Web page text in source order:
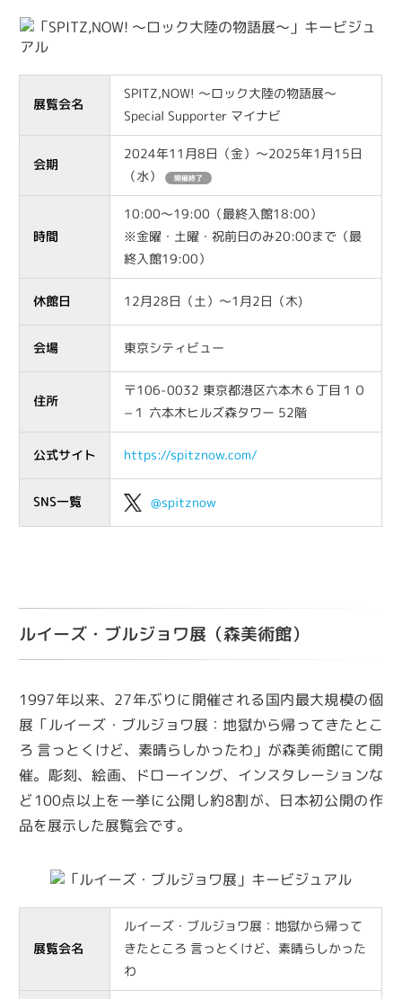
展覧会名
SPITZ,NOW! ～ロック大陸の物語展～
Special Supporter マイナビ
会期
2024年11月8日（金）～2025年1月15日
（水）
開催終了
時間
10:00～19:00（最終入館18:00）
※金曜・土曜・祝前日のみ20:00まで（最
終入館19:00）
休館日 12月28日（土）～1月2日（木)
会場 東京シティビュー
住所
〒106-0032 東京都港区六本木６丁目１０
−１ 六本木ヒルズ森タワー 52階
公式サイト https://spitznow.com/
SNS一覧 @spitznow
ルイーズ・ブルジョワ展（森美術館）
1997年以来、27年ぶりに開催される国内最大規模の個
展「ルイーズ・ブルジョワ展：地獄から帰ってきたとこ
ろ 言っとくけど、素晴らしかったわ」が森美術館にて開
催。彫刻、絵画、ドローイング、インスタレーションな
ど100点以上を一挙に公開し約8割が、日本初公開の作
品を展示した展覧会です。
展覧会名
ルイーズ・ブルジョワ展：地獄から帰って
きたところ 言っとくけど、素晴らしかった
わ